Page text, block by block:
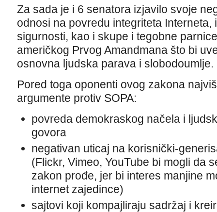
Za sada je i 6 senatora izjavilo svoje
odnosi na povredu integriteta Interneta,
sigurnosti, kao i skupe i tegobne
američkog Prvog Amandmana što bi
osnovna ljudska parava i slobodoumlje.
Pored toga oponenti ovog zakona
argumente protiv SOPA:
povreda demokraskog načela i
govora
negativan uticaj na korisnički-
(Flickr, Vimeo, YouTube bi mogli da
zakon prođe, jer bi interes manjine
internet zajedince)
sajtovi koji kompajliraju sadržaj i